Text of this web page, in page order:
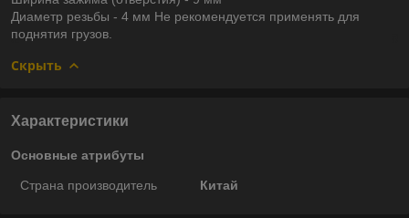
Диаметр резьбы - 4 мм Не рекомендуется применять для
поднятия грузов.
Скрыть
Характеристики
Основные атрибуты
Страна производитель Китай